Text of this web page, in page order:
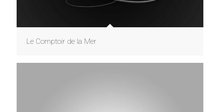
Le Comptoir de la Mer